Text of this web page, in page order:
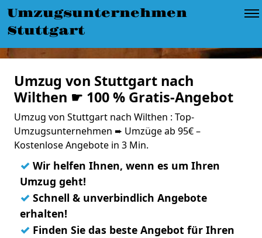
Umzugsunternehmen
Stuttgart
Umzug von Stuttgart nach
Wilthen ☛ 100 % Gratis-Angebot
Umzug von Stuttgart nach Wilthen : Top-
Umzugsunternehmen ➨ Umzüge ab 95€ –
Kostenlose Angebote in 3 Min.
✓ Wir helfen Ihnen, wenn es um Ihren
Umzug geht!
✓ Schnell & unverbindlich Angebote
erhalten!
✓ Finden Sie das beste Angebot für Ihren